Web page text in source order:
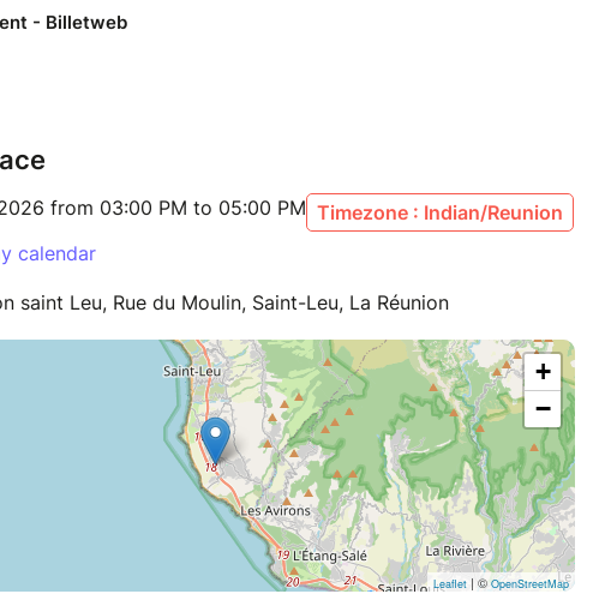
from 03:00 PM to 05:00 PM Timezone : Indian/Reunion
calendar
saint Leu, Rue du Moulin, Saint-Leu, La Réunion
+
−
Leaflet | © OpenStreetMap